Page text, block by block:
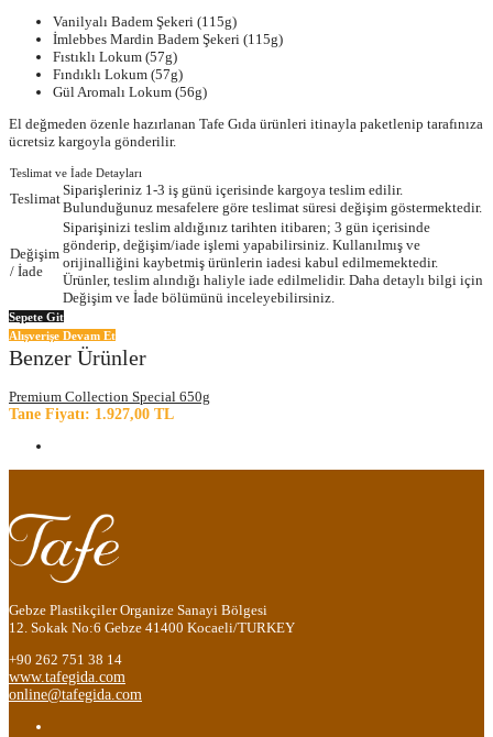
Vanilyalı Badem Şekeri (115g)
İmlebbes Mardin Badem Şekeri (115g)
Fıstıklı Lokum (57g)
Fındıklı Lokum (57g)
Gül Aromalı Lokum (56g)
El değmeden özenle hazırlanan Tafe Gıda ürünleri itinayla paketlenip tarafınıza
ücretsiz kargoyla gönderilir.
Teslimat ve İade Detayları
Teslimat
Siparişleriniz 1-3 iş günü içerisinde kargoya teslim edilir.
Bulunduğunuz mesafelere göre teslimat süresi değişim göstermektedir.
Değişim
/ İade
Siparişinizi teslim aldığınız tarihten itibaren; 3 gün içerisinde
gönderip, değişim/iade işlemi yapabilirsiniz. Kullanılmış ve
orijinalliğini kaybetmiş ürünlerin iadesi kabul edilmemektedir.
Ürünler, teslim alındığı haliyle iade edilmelidir. Daha detaylı bilgi için
Değişim ve İade bölümünü inceleyebilirsiniz.
Sepete Git
Alışverişe Devam Et
Benzer Ürünler
Premium Collection Special 650g
Tane Fiyatı: 1.927,00 TL
Gebze Plastikçiler Organize Sanayi Bölgesi
12. Sokak No:6 Gebze 41400 Kocaeli/TURKEY
+90 262 751 38 14
www.tafegida.com
online@tafegida.com